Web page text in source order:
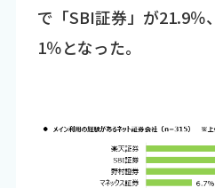
で「SBI証券」が21.9％
1％となった。